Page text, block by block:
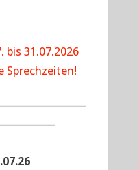
bis 31.07.2026
Sprechzeiten!